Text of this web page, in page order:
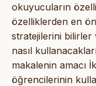
okuyucuların
özelliklerden en
stratejilerini bilirler
nasıl
makalenin amacı
öğrencilerinin